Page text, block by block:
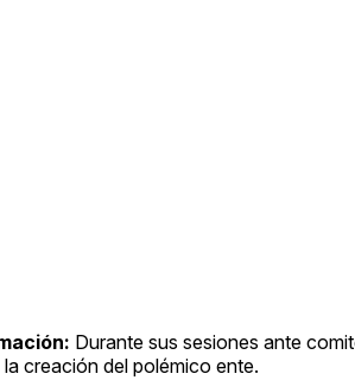
Durante sus sesiones ante
creación del polémico ente.